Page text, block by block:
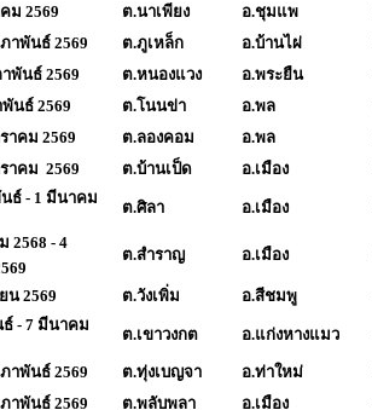
ม 2569 ต.นาเพียง อ.ชุมแพ
าพันธ์ 2569 ต.ภูเหล็ก อ.บ้านไผ่
พันธ์ 2569 ต.หนองแวง อ.พระยืน
นธ์ 2569 ต.โนนข่า อ.พล
าคม 2569 ต.ลองคอม อ.พล
าคม 2569 ต.บ้านเป็ด อ.เมือง
ธ์ - 1 มีนาคม
ต.ศิลา อ.เมือง
2568 - 4
ต.สำราญ อ.เมือง
น 2569 ต.วังเพิ่ม อ.สีชมพู
- 7 มีนาคม
ต.เขาวงกต อ.แก่งหางแมว
าพันธ์ 2569 ต.ทุ่งเบญจา อ.ท่าใหม่
าพันธ์ 2569 ต.พลับพลา อ.เมือง